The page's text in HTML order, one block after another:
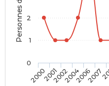
200020012002200420062007
0
1
2